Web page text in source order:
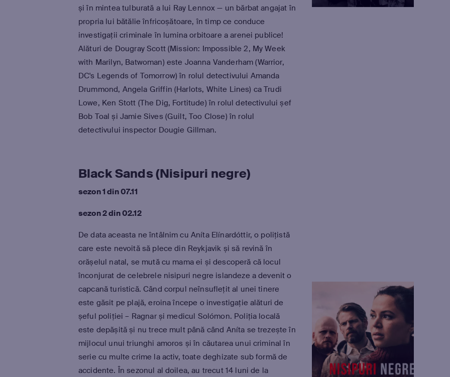
și în mintea tulburată a lui Ray Lennox — un bărbat angajat în
propria lui bătălie înfricoșătoare, în timp ce conduce
investigații criminale în lumina orbitoare a arenei publice!
Alături de Dougray Scott (Mission: Impossible 2, My Week
with Marilyn, Batwoman) este Joanna Vanderham (Warrior,
DC's Legends of Tomorrow) în rolul detectivului Amanda
Drummond, Angela Griffin (Harlots, White Lines) ca Trudi
Lowe, Ken Stott (The Dig, Fortitude) în rolul detectivului șef
Bob Toal și Jamie Sives (Guilt, Too Close) în rolul
detectivului inspector Dougie Gillman.
Black Sands (Nisipuri negre)
sezon 1 din 07.11
sezon 2 din 02.12
De data aceasta ne întâlnim cu Aníta Elínardóttir, o polițistă
care este nevoită să plece din Reykjavik și să revină în
orășelul natal, se mută cu mama ei și descoperă că locul
înconjurat de celebrele nisipuri negre islandeze a devenit o
capcană turistică. Când corpul neînsuflețit al unei tinere
este găsit pe plajă, eroina începe o investigație alături de
șeful poliției – Ragnar și medicul Solómon. Poliția locală
este depășită și nu trece mult până când Aníta se trezește în
mijlocul unui triunghi amoros și în căutarea unui criminal în
serie cu multe crime la activ, toate deghizate sub formă de
accidente. În sezonul al doilea, au trecut 14 luni de la